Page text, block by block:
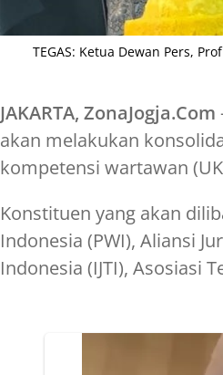
TEGAS: Ketua Dewan Pers,
JAKARTA, ZonaJogja.Com
akan melakukan
kompetensi wartawan
Konstituen yang akan
Indonesia (PWI), Aliansi
Indonesia (IJTI), Asosiasi